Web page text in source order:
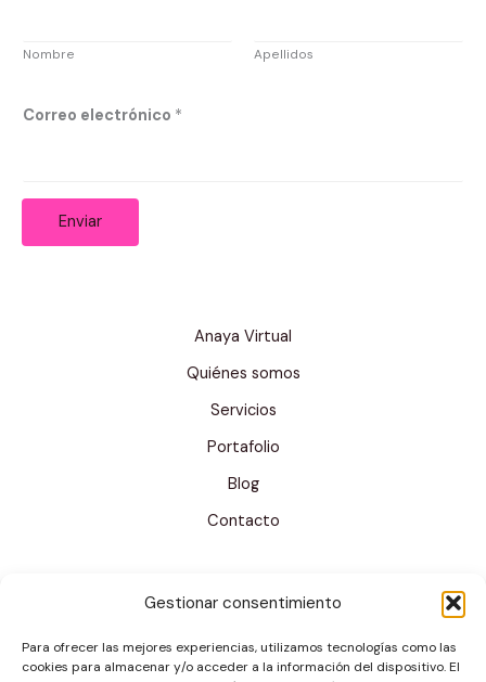
Gestionar consentimiento
Para ofrecer las mejores experiencias, utilizamos tecnologías como las
cookies para almacenar y/o acceder a la información del dispositivo. El
Nombre Apellidos
c
Correo electrónico *
Enviar
Anaya Virtual
Quiénes somos
Servicios
Portafolio
Blog
Contacto